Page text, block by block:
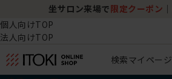
坐サロン来場で 限定クーポン
個人向けTOP
法人向けTOP
検索マイページ